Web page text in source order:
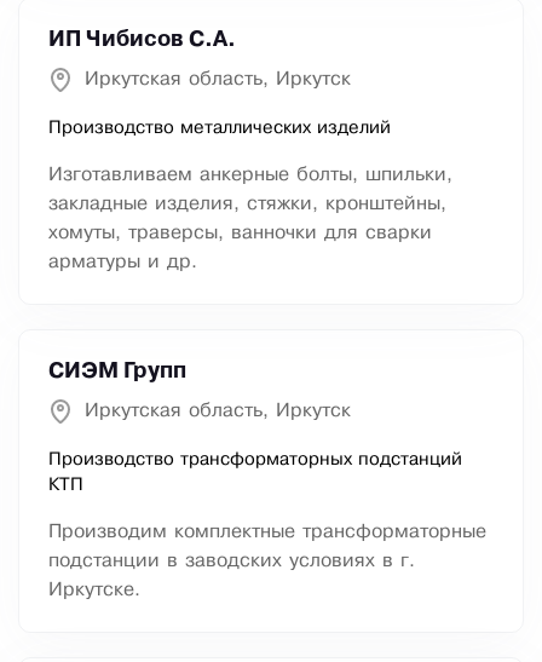
ИП Чибисов С.А.
Иркутская область, Иркутск
Производство металлических изделий
Изготавливаем анкерные болты, шпильки,
закладные изделия, стяжки, кронштейны,
хомуты, траверсы, ванночки для сварки
арматуры и др.
СИЭМ Групп
Иркутская область, Иркутск
Производство трансформаторных подстанций
КТП
Производим комплектные трансформаторные
подстанции в заводских условиях в г.
Иркутске.